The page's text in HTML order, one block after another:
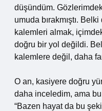
düşündüm.
umuda bırakmıştı.
kalemleri almak,
doğru bir yol değildi.
kalemlere değil, daha
O an, kasiyere doğru
daha inceledim, ama bu
“Bazen hayat da bu